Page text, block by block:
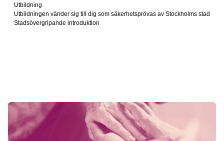
Utbildning
Utbildningen vänder sig till dig som säkerhetsprövas av Stockholms stad
Stadsövergripande introduktion